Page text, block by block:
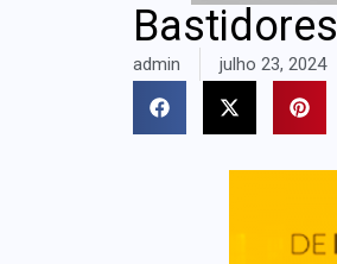
admin julho 23, 2024